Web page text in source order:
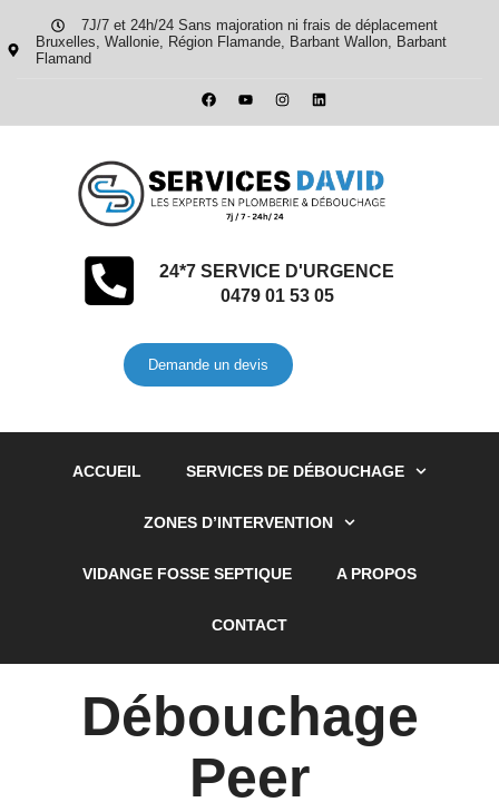
7J/7 et 24h/24 Sans majoration ni frais de déplacement
Bruxelles, Wallonie, Région Flamande, Barbant Wallon, Barbant
Flamand
24*7 SERVICE D'URGENCE
0479 01 53 05
Demande un devis
ACCUEIL SERVICES DE DÉBOUCHAGE
ZONES D’INTERVENTION
VIDANGE FOSSE SEPTIQUE A PROPOS
CONTACT
Débouchage
Peer